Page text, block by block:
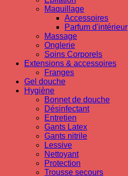
Maquillage
Accessoires
Parfum d'intérieur
Massage
Onglerie
Soins Corporels
Extensions & accessoires
Franges
Gel douche
Hygiène
Bonnet de douche
Désinfectant
Entretien
Gants Latex
Gants nitrile
Lessive
Nettoyant
Protection
Trousse secours